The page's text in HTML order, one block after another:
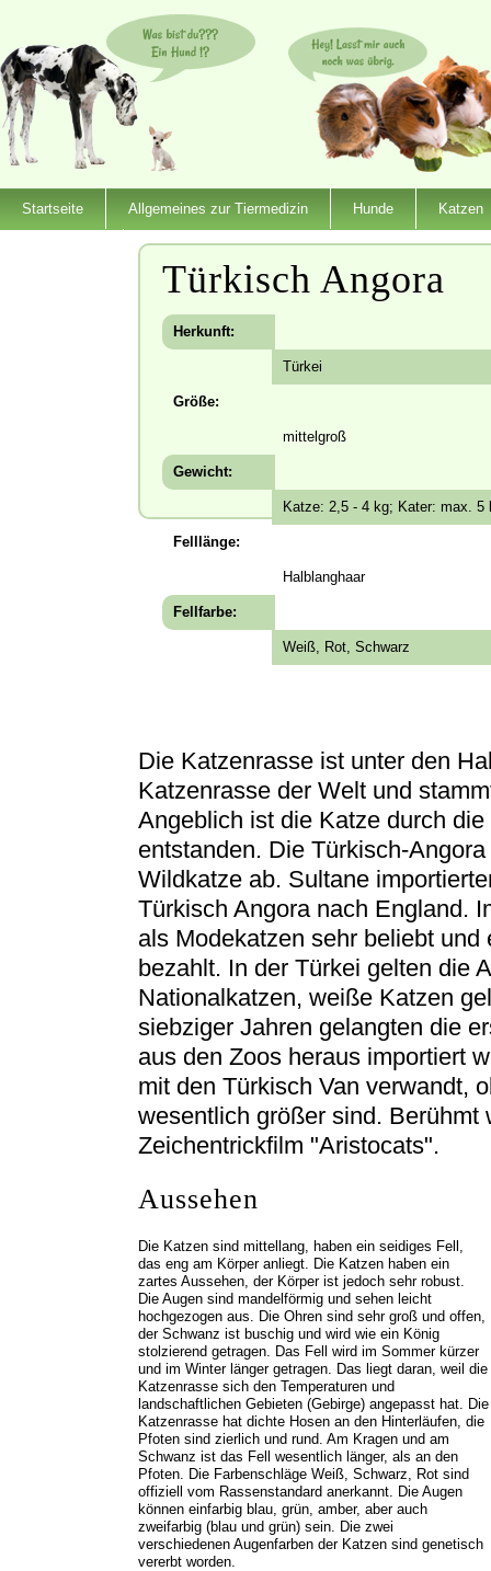
Startseite Allgemeines zur Tiermedizin Hunde Katzen
Türkisch Angora
Herkunft:
Türkei
Größe:
mittelgroß
Gewicht:
Katze: 2,5 - 4 kg; Kater: max. 5
Felllänge:
Halblanghaar
Fellfarbe:
Weiß, Rot, Schwarz
Die Katzenrasse ist unter den
Katzenrasse der Welt und
Angeblich ist die Katze durch
entstanden. Die Türkisch-
Wildkatze ab. Sultane
Türkisch Angora nach England.
als Modekatzen sehr beliebt
bezahlt. In der Türkei gelten die
Nationalkatzen, weiße Katzen
siebziger Jahren gelangten die
aus den Zoos heraus importiert
mit den Türkisch Van verwandt,
wesentlich größer sind. Berühmt
Zeichentrickfilm "Aristocats".
Aussehen
Die Katzen sind mittellang, haben ein seidiges Fell,
das eng am Körper anliegt. Die Katzen haben ein
zartes Aussehen, der Körper ist jedoch sehr robust.
Die Augen sind mandelförmig und sehen leicht
hochgezogen aus. Die Ohren sind sehr groß und offen,
der Schwanz ist buschig und wird wie ein König
stolzierend getragen. Das Fell wird im Sommer kürzer
und im Winter länger getragen. Das liegt daran, weil die
Katzenrasse sich den Temperaturen und
landschaftlichen Gebieten (Gebirge) angepasst hat. Die
Katzenrasse hat dichte Hosen an den Hinterläufen, die
Pfoten sind zierlich und rund. Am Kragen und am
Schwanz ist das Fell wesentlich länger, als an den
Pfoten. Die Farbenschläge Weiß, Schwarz, Rot sind
offiziell vom Rassenstandard anerkannt. Die Augen
können einfarbig blau, grün, amber, aber auch
zweifarbig (blau und grün) sein. Die zwei
verschiedenen Augenfarben der Katzen sind genetisch
vererbt worden.